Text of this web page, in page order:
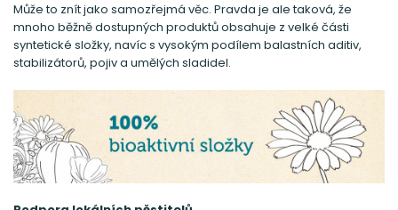
Může to znít jako samozřejmá věc. Pravda je ale taková, že
mnoho běžně dostupných produktů obsahuje z velké části
syntetické složky, navíc s vysokým podílem balastních aditiv,
stabilizátorů, pojiv a umělých sladidel.